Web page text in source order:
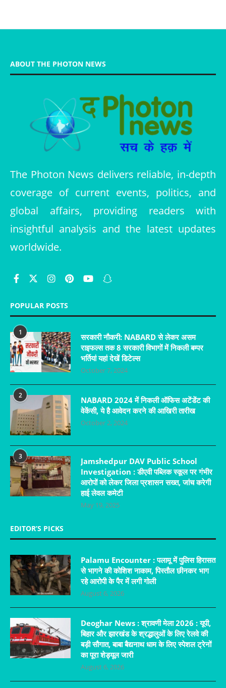
ABOUT THE PHOTON NEWS
The Photon News delivers reliable, in-depth
coverage of current events, politics, and
global affairs, providing readers with
insightful analysis and the latest updates
worldwide.
POPULAR POSTS
1
सरकारी नौकरी: NABARD से लेकर असम
राइफल्स तक 8 सरकारी विभागों में निकली बम्पर
भर्तियां यहां देखें डिटेल्स
October 7, 2024
2
NABARD 2024 में निकली ऑफिस अटेंडेंट की
वेकेंसी, ये है आवेदन करने की आखिरी तारीख
October 2, 2024
3
Jamshedpur DAV Public School
Investigation : डीएवी पब्लिक स्कूल पर गंभीर
आरोपों को लेकर जिला प्रशासन सख्त, जांच करेगी
हाई लेवल कमेटी
May 19, 2025
EDITOR’S PICKS
Palamu Encounter : पलामू में पुलिस हिरासत
से भागने की कोशिश नाकाम, पिस्तौल छीनकर भाग
रहे आरोपी के पैर में लगी गोली
August 6, 2026
Deoghar News : श्रावणी मेला 2026 : यूपी,
बिहार और झारखंड के श्रद्धालुओं के लिए रेलवे की
बड़ी सौगात, बाबा बैद्यनाथ धाम के लिए स्पेशल ट्रेनों
का पूरा शेड्यूल जारी
August 6, 2026